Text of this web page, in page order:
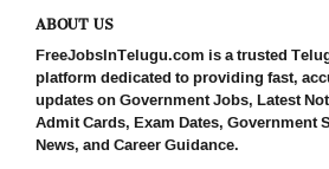
ABOUT US
FreeJobsInTelugu.com is a trusted
platform dedicated to providing fast,
updates on Government Jobs, Latest
Admit Cards, Exam Dates, Government
News, and Career Guidance.